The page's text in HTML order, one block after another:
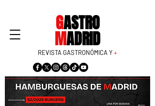
GASTRO
MADRID
REVISTA GASTRONÓMICA Y+